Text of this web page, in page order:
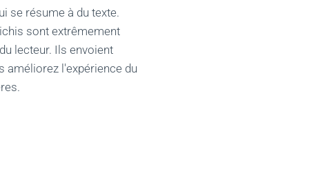
se résume à du texte.
sont extrêmement
lecteur. Ils envoient
améliorez l'expérience du